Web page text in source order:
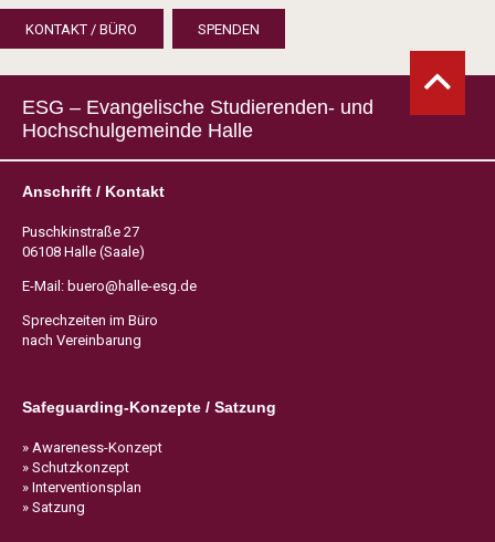
KONTAKT / BÜRO SPENDEN
ESG – Evangelische Studierenden- und
Hochschulgemeinde Halle
Anschrift / Kontakt
Puschkinstraße 27
06108 Halle (Saale)
E-Mail: buero@halle-esg.de
Sprechzeiten im Büro
nach Vereinbarung
Safeguarding-Konzepte / Satzung
» Awareness-Konzept
» Schutzkonzept
» Interventionsplan
» Satzung